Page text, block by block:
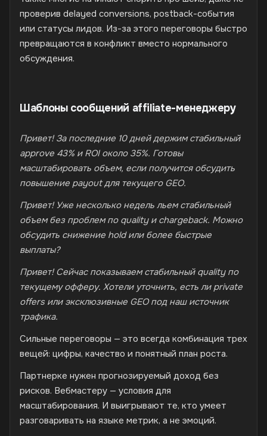
проверив delayed conversions, postback-события
или статусы лидов. Из-за этого переговоры быстро
превращаются в конфликт вместо нормального
обсуждения.
Шаблоны сообщений affiliate-менеджеру
Привет! За последние 10 дней держим стабильный
approve 43% и ROI около 35%. Готовы
масштабировать объем, если получится обсудить
повышение payout для текущего GEO.
Привет! Уже несколько недель льем стабильный
объем без проблем по quality и chargeback. Можно
обсудить снижение hold или более быстрые
выплаты?
Привет! Сейчас показываем стабильный quality по
текущему офферу. Хотели уточнить, есть ли private
offers или эксклюзивные GEO под наш источник
трафика.
Сильные переговоры — это всегда комбинация трех
вещей: цифры, качество и понятный план роста.
Партнерке нужен прогнозируемый доход без
рисков. Вебмастеру — условия для
масштабирования. И выигрывают те, кто умеет
разговаривать на языке метрик, а не эмоций.